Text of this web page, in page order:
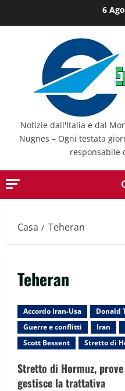
al
6
Notizie dall'Italia e dal
Nugnes – Ogni testata
responsabile
Casa Teheran
Teheran
Accordo Iran-Usa Donald
Guerre e conflitti
Iran
Scott Bessent
Stretto di
Stretto di Hormuz,
gestisce la trattativa